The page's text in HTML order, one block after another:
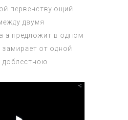
первенствующий
двумя
а предложит в одном
замирает от одной
доблестною